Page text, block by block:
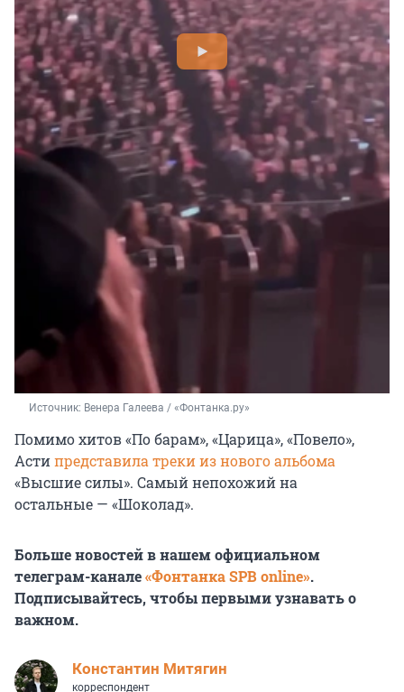
Источник: Венера Галеева / «Фонтанка.ру»
Помимо хитов «По барам», «Царица», «Повело»,
Астипредставила треки из нового альбома
«Высшие силы». Самый непохожий на
остальные — «Шоколад».
Больше новостей в нашем официальном
телеграм-канале«Фонтанка SPB online».
Подписывайтесь, чтобы первыми узнавать о
важном.
Константин Митягин
корреспондент